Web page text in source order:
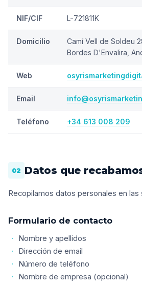
NIF/CIF L-721811K
Domicilio
Camí Vell de Soldeu
Bordes D'Envalira,
Web
Email
Teléfono +34 613 008 209
02 Datos que
Recopilamos datos personales en
Formulario de contacto
Nombre y apellidos
Dirección de email
Número de teléfono
Nombre de empresa (opcional)